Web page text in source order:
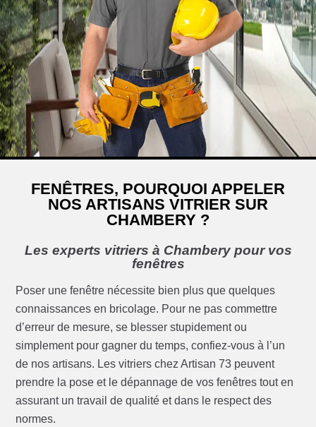
FENÊTRES, POURQUOI APPELER
NOS ARTISANS VITRIER SUR
CHAMBERY ?
Les experts vitriers à Chambery pour vos
fenêtres
Poser une fenêtre nécessite bien plus que quelques
connaissances en bricolage. Pour ne pas commettre
d’erreur de mesure, se blesser stupidement ou
simplement pour gagner du temps, confiez-vous à l’un
de nos artisans. Les vitriers chez Artisan 73 peuvent
prendre la pose et le dépannage de vos fenêtres tout en
assurant un travail de qualité et dans le respect des
normes.